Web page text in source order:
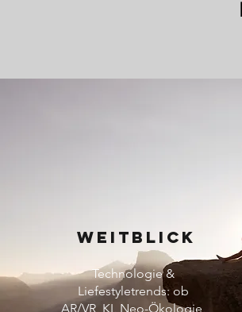
WEITBLICK
Technologie &
Liefestyletrends: ob
AR/VR, KI, Neo-Ökologie,